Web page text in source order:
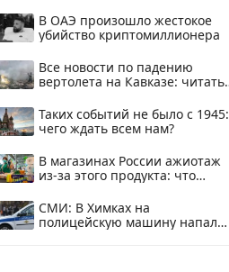
В ОАЭ произошло жестокое
убийство криптомиллионера
Все новости по падению
вертолета на Кавказе: читать
Таких событий не было с 1945:
чего ждать всем нам?
В магазинах России ажиотаж
из-за этого продукта: что
СМИ: В Химках на
полицейскую машину напали